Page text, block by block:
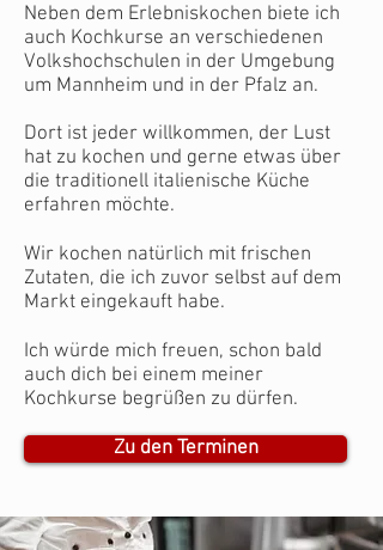
Neben dem Erlebniskochen biete ich
auch Kochkurse an verschiedenen
Volkshochschulen in der Umgebung
um Mannheim und in der Pfalz an.
Dort ist jeder willkommen, der Lust
hat zu kochen und gerne etwas über
die traditionell italienische Küche
erfahren möchte.
Wir kochen natürlich mit frischen
Zutaten, die ich zuvor selbst auf dem
Markt eingekauft habe.
Ich würde mich freuen, schon bald
auch dich bei einem meiner
Kochkurse begrüßen zu dürfen.
Zu den Terminen